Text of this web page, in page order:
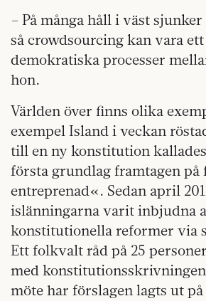
– På många håll i väst
så crowdsourcing kan vara
demokratiska processer
hon.
Världen över finns olika
exempel Island i veckan
till en ny konstitution
första grundlag framtagen
entreprenad«. Sedan april
islänningarna varit inbjudna
konstitutionella reformer via
Ett folkvalt råd på 25
med
möte har förslagen lagts ut